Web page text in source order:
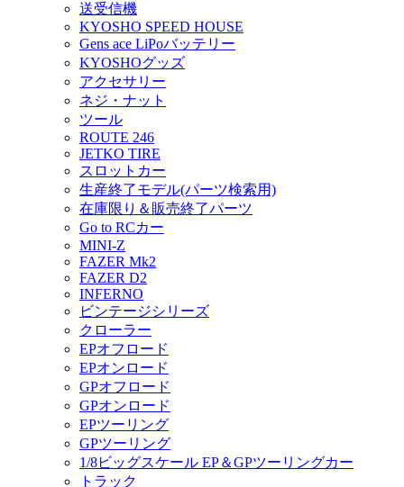
送受信機
KYOSHO SPEED HOUSE
Gens ace LiPoバッテリー
KYOSHOグッズ
アクセサリー
ネジ・ナット
ツール
ROUTE 246
JETKO TIRE
スロットカー
生産終了モデル(パーツ検索用)
在庫限り＆販売終了パーツ
Go to RCカー
MINI-Z
FAZER Mk2
FAZER D2
INFERNO
ビンテージシリーズ
クローラー
EPオフロード
EPオンロード
GPオフロード
GPオンロード
EPツーリング
GPツーリング
1/8ビッグスケール EP＆GPツーリングカー
トラック